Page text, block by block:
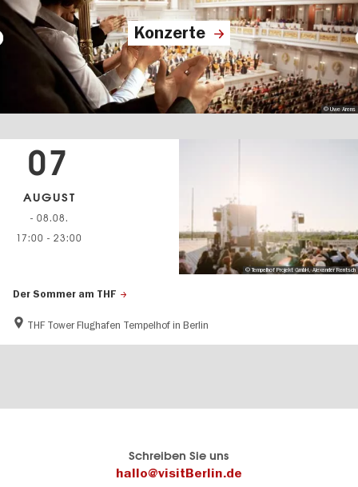
Konzerte
© Uwe Arens
Der Sommer am THF
THF Tower Flughafen Tempelhof in Berlin
07
AUGUST
- 08.08.
17:00 - 23:00
© Tempelhof Projekt GmbH, Alexander Rentsch
Schreiben Sie uns
hallo@visitBerlin.de